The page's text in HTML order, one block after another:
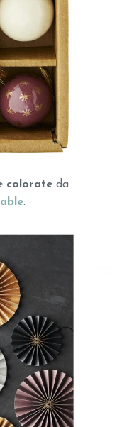
colorate da
: